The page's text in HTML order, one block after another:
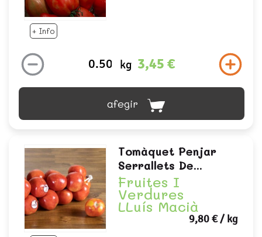
+ Info
kg 3,45 €
afegir
Tomàquet Penjar
Serrallets De...
Fruites I
Verdures
LLuís Macià
9,80 €/ kg